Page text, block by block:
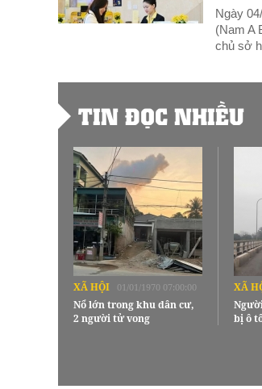
Ngày
(Nam A
chủ sở
TIN ĐỌC NHIỀU
XÃ HỘI 01/01/1970 07:00:00
Nổ lớn trong khu dân cư,
2 người tử vong
XÃ
bị ô